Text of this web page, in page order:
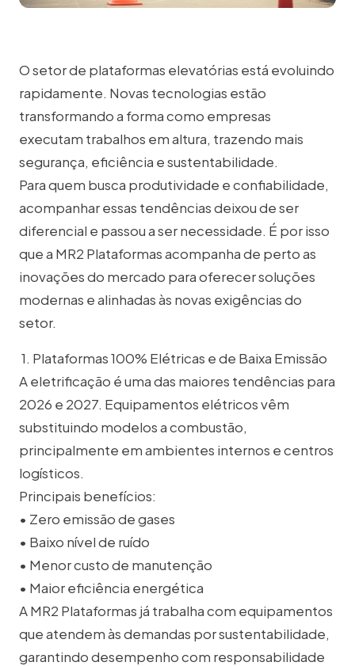
O setor de plataformas elevatórias está evoluindo
rapidamente. Novas tecnologias estão
transformando a forma como empresas
executam trabalhos em altura, trazendo mais
segurança, eficiência e sustentabilidade.
Para quem busca produtividade e confiabilidade,
acompanhar essas tendências deixou de ser
diferencial e passou a ser necessidade. É por isso
que a MR2 Plataformas acompanha de perto as
inovações do mercado para oferecer soluções
modernas e alinhadas às novas exigências do
setor.
1. Plataformas 100% Elétricas e de Baixa Emissão
A eletrificação é uma das maiores tendências para
2026 e 2027. Equipamentos elétricos vêm
substituindo modelos a combustão,
principalmente em ambientes internos e centros
logísticos.
Principais benefícios:
• Zero emissão de gases
• Baixo nível de ruído
• Menor custo de manutenção
• Maior eficiência energética
A MR2 Plataformas já trabalha com equipamentos
que atendem às demandas por sustentabilidade,
garantindo desempenho com responsabilidade